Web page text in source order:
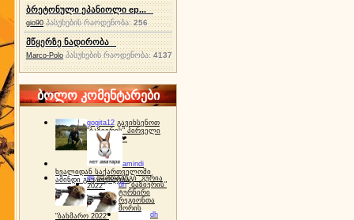
ბრეტონული ეპანიოლი ep...
gio90 პასუხების რაოდენობა:256
მწყერზე ნადირობა
Marco-Polo პასუხების რაოდენობა:4137
ბოლო კომენტარები
gogita12 გავიხსენოთ
"ბაზიერის" პირველი
ტურნირი ❤
amindi
ხვალიდან საქართველოში
ამინდი გაუარესდება
dh სპორტინგი "გურია
2022"
dh "ბაზიერის"
ტურნირი
რეგიონთა
შორის
"ბახმარო 2022"
dh